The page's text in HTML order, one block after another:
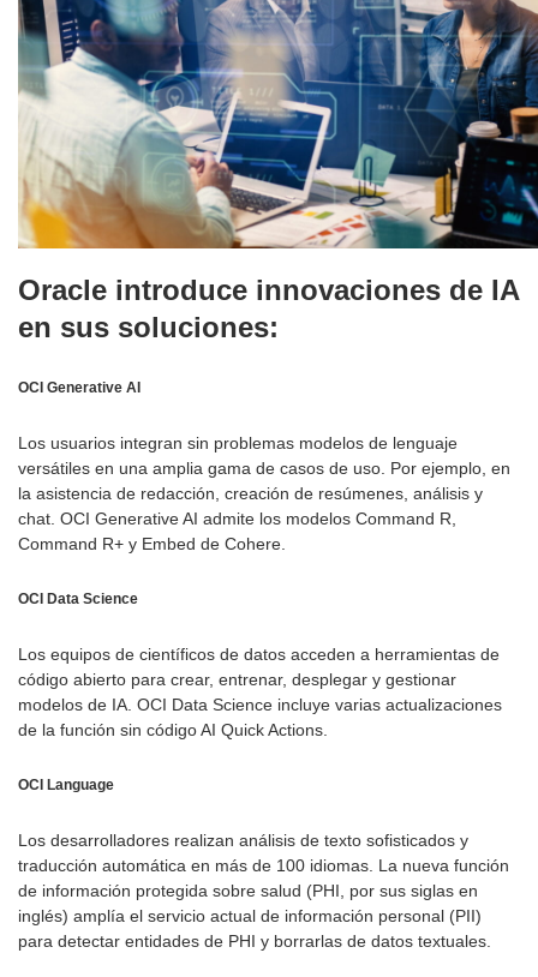
Oracle introduce innovaciones de IA
en sus soluciones:
OCI Generative AI
Los usuarios integran sin problemas modelos de lenguaje
versátiles en una amplia gama de casos de uso. Por ejemplo, en
la asistencia de redacción, creación de resúmenes, análisis y
chat. OCI Generative AI admite los modelos Command R,
Command R+ y Embed de Cohere.
OCI Data Science
Los equipos de científicos de datos acceden a herramientas de
código abierto para crear, entrenar, desplegar y gestionar
modelos de IA. OCI Data Science incluye varias actualizaciones
de la función sin código AI Quick Actions.
OCI Language
Los desarrolladores realizan análisis de texto sofisticados y
traducción automática en más de 100 idiomas. La nueva función
de información protegida sobre salud (PHI, por sus siglas en
inglés) amplía el servicio actual de información personal (PII)
para detectar entidades de PHI y borrarlas de datos textuales.